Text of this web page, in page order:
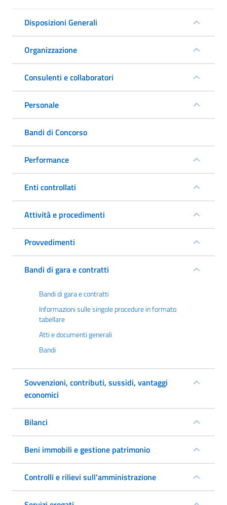
Disposizioni Generali
Organizzazione
Consulenti e collaboratori
Personale
Bandi di Concorso
Performance
Enti controllati
Attività e procedimenti
Provvedimenti
Bandi di gara e contratti
Bandi di gara e contratti
Informazioni sulle singole procedure in formato
tabellare
Atti e documenti generali
Bandi
Sovvenzioni, contributi, sussidi, vantaggi
economici
Bilanci
Beni immobili e gestione patrimonio
Controlli e rilievi sull'amministrazione